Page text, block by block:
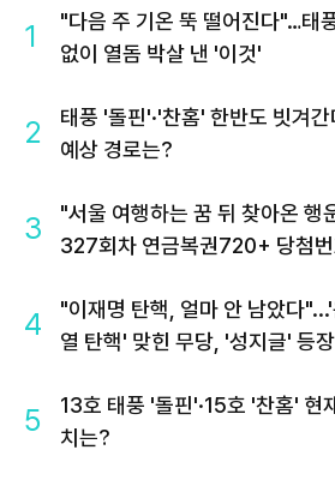
1
"다음 주 기온 뚝 떨어진다"…태
없이 열돔 박살 낸 '이것'
2
태풍 '돌핀'·'찬홈' 한반도 빗겨
예상 경로는?
3
"서울 여행하는 꿈 뒤 찾아온 행
327회차 연금복권720+ 당첨번
4
"이재명 탄핵, 얼마 안 남았다
열 탄핵' 맞힌 무당, '성지글' 등장
5
13호 태풍 '돌핀'·15호 '찬홈' 현
치는?